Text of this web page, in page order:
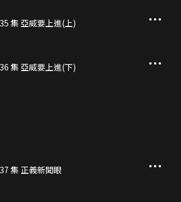
集 亞威要上進(上)
集 亞威要上進(下)
集 正義新聞眼